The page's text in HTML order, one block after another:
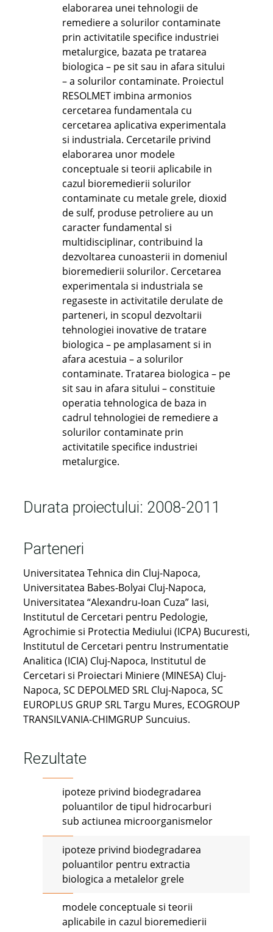
elaborarea unei tehnologii de
remediere a solurilor contaminate
prin activitatile specifice industriei
metalurgice, bazata pe tratarea
biologica – pe sit sau in afara sitului
– a solurilor contaminate. Proiectul
RESOLMET imbina armonios
cercetarea fundamentala cu
cercetarea aplicativa experimentala
si industriala. Cercetarile privind
elaborarea unor modele
conceptuale si teorii aplicabile in
cazul bioremedierii solurilor
contaminate cu metale grele, dioxid
de sulf, produse petroliere au un
caracter fundamental si
multidisciplinar, contribuind la
dezvoltarea cunoasterii in domeniul
bioremedierii solurilor. Cercetarea
experimentala si industriala se
regaseste in activitatile derulate de
parteneri, in scopul dezvoltarii
tehnologiei inovative de tratare
biologica – pe amplasament si in
afara acestuia – a solurilor
contaminate. Tratarea biologica – pe
sit sau in afara sitului – constituie
operatia tehnologica de baza in
cadrul tehnologiei de remediere a
solurilor contaminate prin
activitatile specifice industriei
metalurgice.
Durata proiectului: 2008-2011
Parteneri
Universitatea Tehnica din Cluj-Napoca,
Universitatea Babes-Bolyai Cluj-Napoca,
Universitatea “Alexandru-Ioan Cuza” Iasi,
Institutul de Cercetari pentru Pedologie,
Agrochimie si Protectia Mediului (ICPA) Bucuresti,
Institutul de Cercetari pentru Instrumentatie
Analitica (ICIA) Cluj-Napoca, Institutul de
Cercetari si Proiectari Miniere (MINESA) Cluj-
Napoca, SC DEPOLMED SRL Cluj-Napoca, SC
EUROPLUS GRUP SRL Targu Mures, ECOGROUP
TRANSILVANIA-CHIMGRUP Suncuius.
Rezultate
ipoteze privind biodegradarea
poluantilor de tipul hidrocarburi
sub actiunea microorganismelor
ipoteze privind biodegradarea
poluantilor pentru extractia
biologica a metalelor grele
modele conceptuale si teorii
aplicabile in cazul bioremedierii